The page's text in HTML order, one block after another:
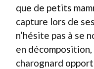
que de petits
capture lors de
n’hésite pas à se
en
charognard